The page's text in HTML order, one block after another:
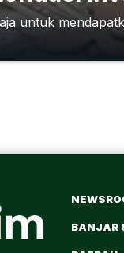
untuk
BANJAR